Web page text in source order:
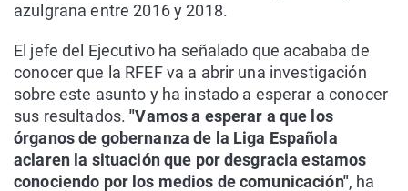
azulgrana entre 2016 y 2018.
El jefe del Ejecutivo ha señalado que acababa de
conocer que la RFEF va a abrir una investigación
sobre este asunto y ha instado a esperar a conocer
sus resultados."Vamos a esperar a que los
órganos de gobernanza de la Liga Española
aclaren la situación que por desgracia estamos
conociendo por los medios de comunicación", ha